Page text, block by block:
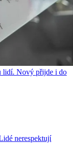
lidí. Nový přijde i do
nerespektují